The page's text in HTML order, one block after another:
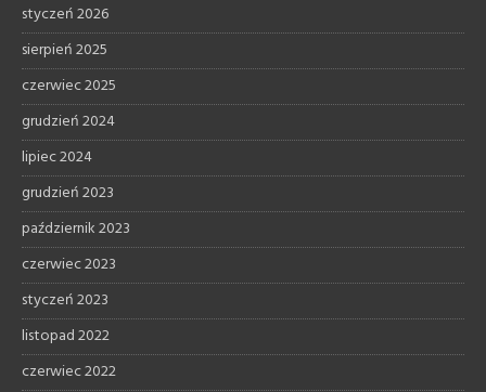
styczeń 2026
sierpień 2025
czerwiec 2025
grudzień 2024
lipiec 2024
grudzień 2023
październik 2023
czerwiec 2023
styczeń 2023
listopad 2022
czerwiec 2022